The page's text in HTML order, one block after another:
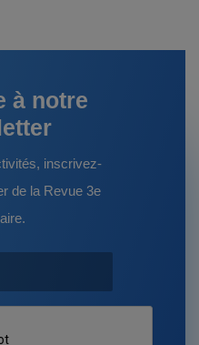
à notre
inscrivez-
de la Revue 3e